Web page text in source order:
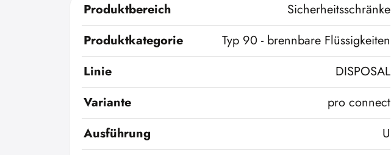
Produktbereich
Sicherheitsschränke
Produktkategorie
Typ 90 - brennbare Flüssigkeiten
Linie
DISPOSAL
Variante
pro connect
Ausführung
U